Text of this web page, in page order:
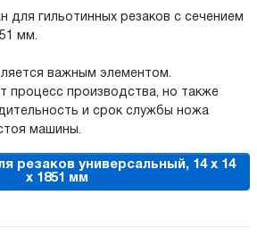
для гильотинных резаков с сечением
мм.
важным элементом.
процесс производства, но также
и срок службы ножа
машины.
резаков универсальный, 14 х 14
х 1851 мм